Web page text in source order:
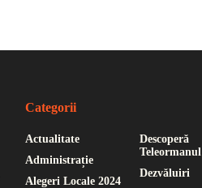
Categorii
Actualitate
Administrație
Alegeri Locale 2024
Descoperă
Teleormanul
Dezvăluiri